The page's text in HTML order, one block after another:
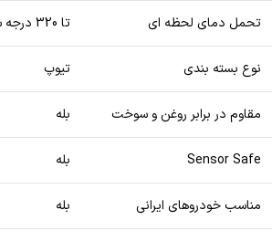
تحمل دمای لحظه ای تا 320 درجه سانتی گراد
نوع بسته بندی تیوپ
مقاوم در برابر روغن و سوخت بله
Sensor Safe بله
مناسب خودروهای ایرانی بله